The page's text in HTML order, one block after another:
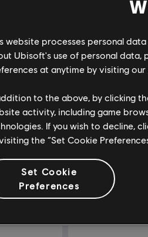
트라이얼
Crash & Sunburn
website processes personal
Ubisoft's use of personal data,
at anytime by visiting our
to the above, by clicking
activity, including game
If you wish to decline,
the “Set Cookie
Set Cookie
Preferences